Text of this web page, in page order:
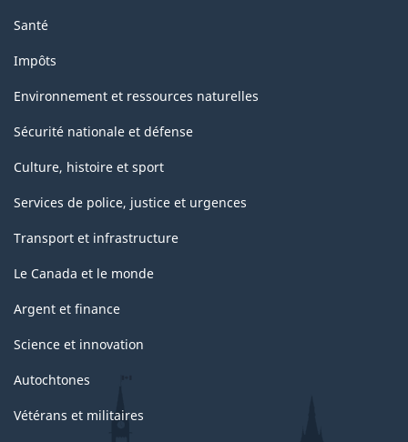
Santé
Impôts
Environnement et ressources naturelles
Sécurité nationale et défense
Culture, histoire et sport
Services de police, justice et urgences
Transport et infrastructure
Le Canada et le monde
Argent et finance
Science et innovation
Autochtones
Vétérans et militaires